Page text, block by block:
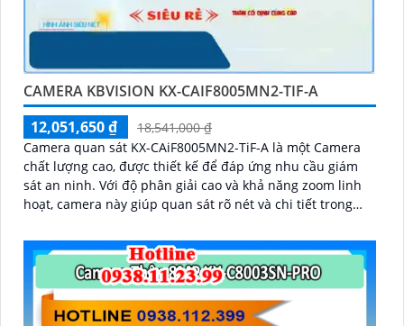
CAMERA KBVISION KX-CAIF8005MN2-TIF-A
12,051,650 ₫
18,541,000 ₫
Camera quan sát KX-CAiF8005MN2-TiF-A là một Camera
chất lượng cao, được thiết kế để đáp ứng nhu cầu giám
sát an ninh. Với độ phân giải cao và khả năng zoom linh
hoạt, camera này giúp quan sát rõ nét và chi tiết trong